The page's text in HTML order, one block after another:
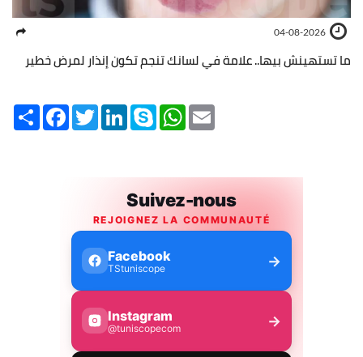
04-08-2026
ما تستهينش بيها.. علامة في لسانك تنجم تكون إنذار لمرض خطير
Share FacebookTwitterLinkedInSkype WhatsApp